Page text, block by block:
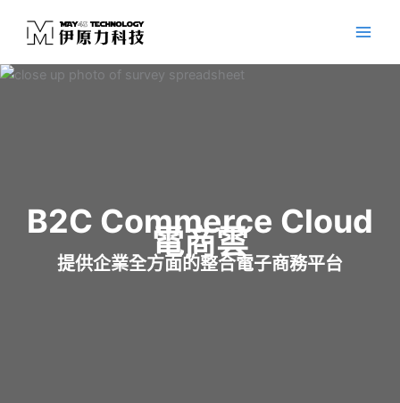
要
B2C Commerce Cloud
電商雲
提供企業全方面的整合電子商務平台